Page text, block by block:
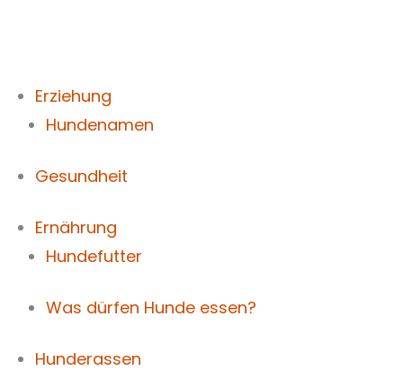
Erziehung
Hundenamen
Gesundheit
Ernährung
Hundefutter
Was dürfen Hunde essen?
Hunderassen